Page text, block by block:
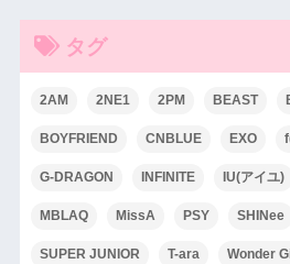
タグ
2AM 2NE1 2PM BEAST
BOYFRIEND CNBLUE EXO
G-DRAGON INFINITE IU(アイユ)
MBLAQ MissA PSY SHINee
SUPER JUNIOR T-ara Wonder